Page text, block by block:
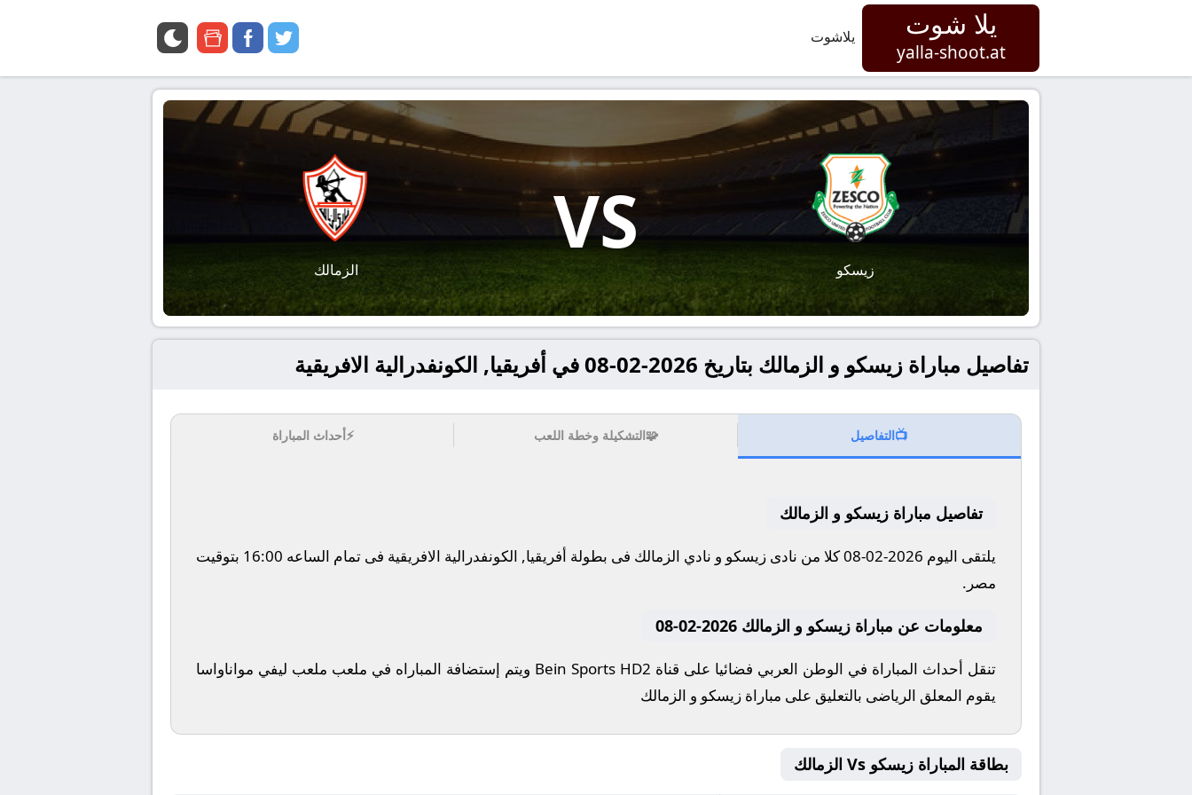
يلا شوت
yalla-shoot.at
يلاشوت twitter
facebook
google
زيسكو
VS
الزمالك
تفاصيل مباراة زيسكو و الزمالك بتاريخ 2026-02-08 في أفريقيا, الكونفدرالية الافريقية
📺التفاصيل 🧩التشكيلة وخطة اللعب ⚡أحداث المباراة
تفاصيل مباراة زيسكو و الزمالك
يلتقى اليوم 2026-02-08 كلا من نادى زيسكو و نادي الزمالك فى بطولة أفريقيا, الكونفدرالية الافريقية فى تمام الساعه 16:00 بتوقيت
مصر.
معلومات عن مباراة زيسكو و الزمالك 2026-02-08
تنقل أحداث المباراة في الوطن العربي فضائيا على قناة Bein Sports HD2 ويتم إستضافة المباراه في ملعب ملعب ليفي مواناواسا
يقوم المعلق الرياضى بالتعليق على مباراة زيسكو و الزمالك
بطاقة المباراة زيسكو Vs الزمالك